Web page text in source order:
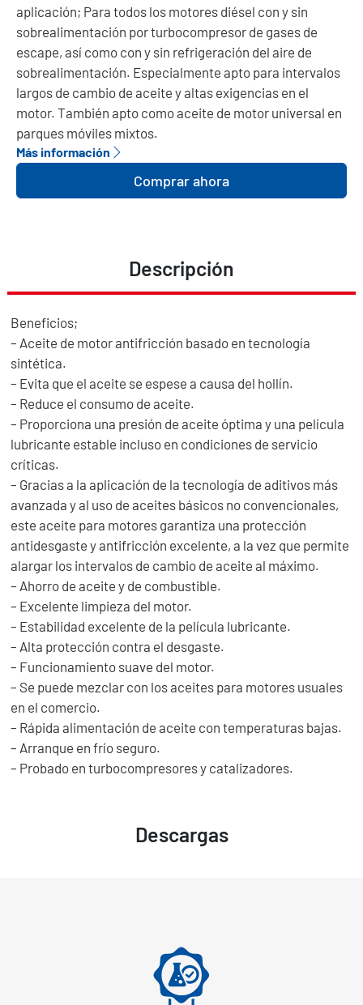
aplicación; Para todos los motores diésel con y sin
sobrealimentación por turbocompresor de gases de
escape, así como con y sin refrigeración del aire de
sobrealimentación. Especialmente apto para intervalos
largos de cambio de aceite y altas exigencias en el
motor. También apto como aceite de motor universal en
parques móviles mixtos.
Más información
Comprar ahora
Descripción
Descargas
Beneficios;
– Aceite de motor antifricción basado en tecnología
sintética.
– Evita que el aceite se espese a causa del hollín.
– Reduce el consumo de aceite.
– Proporciona una presión de aceite óptima y una película
lubricante estable incluso en condiciones de servicio
críticas.
– Gracias a la aplicación de la tecnología de aditivos más
avanzada y al uso de aceites básicos no convencionales,
este aceite para motores garantiza una protección
antidesgaste y antifricción excelente, a la vez que permite
alargar los intervalos de cambio de aceite al máximo.
– Ahorro de aceite y de combustible.
– Excelente limpieza del motor.
– Estabilidad excelente de la película lubricante.
– Alta protección contra el desgaste.
– Funcionamiento suave del motor.
– Se puede mezclar con los aceites para motores usuales
en el comercio.
– Rápida alimentación de aceite con temperaturas bajas.
– Arranque en frío seguro.
– Probado en turbocompresores y catalizadores.